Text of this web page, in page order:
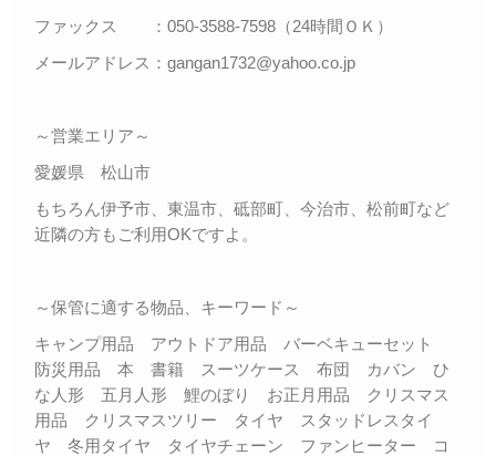
ファックス ：050-3588-7598（24時間ＯＫ）
メールアドレス：gangan1732@yahoo.co.jp
～営業エリア～
愛媛県 松山市
もちろん伊予市、東温市、砥部町、今治市、松前町など
近隣の方もご利用OKですよ。
～保管に適する物品、キーワード～
キャンプ用品 アウトドア用品 バーベキューセット
防災用品 本 書籍 スーツケース 布団 カバン ひ
な人形 五月人形 鯉のぼり お正月用品 クリスマス
用品 クリスマスツリー タイヤ スタッドレスタイ
ヤ 冬用タイヤ タイヤチェーン ファンヒーター コ